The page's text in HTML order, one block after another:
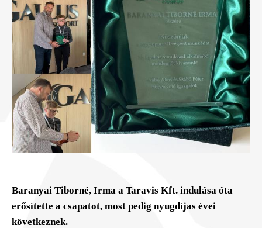
Baranyai Tiborné, Irma a Taravis Kft. indulása óta
erősítette a csapatot, most pedig nyugdíjas évei
következnek.